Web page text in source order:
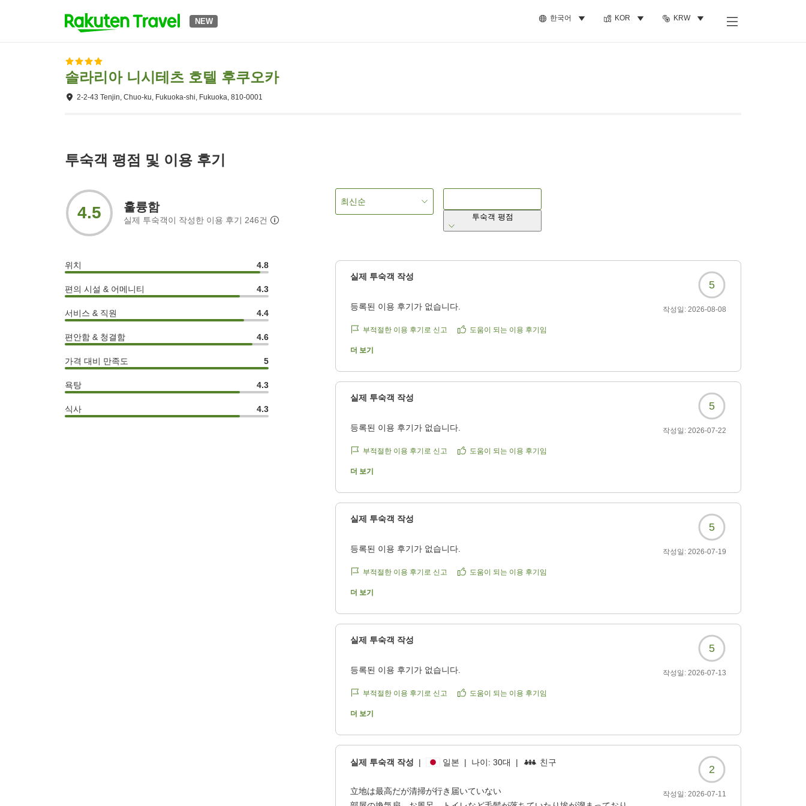
NEW 한국어 KOR KRW
솔라리아 니시테츠 호텔 후쿠오카
2-2-43 Tenjin, Chuo-ku, Fukuoka-shi, Fukuoka, 810-0001
투숙객 평점 및 이용 후기
4.5 훌륭함
실제 투숙객이 작성한 이용 후기 246건
위치 4.8
편의 시설 & 어메니티 4.3
서비스 & 직원 4.4
편안함 & 청결함 4.6
가격 대비 만족도 5
욕탕 4.3
식사 4.3
최신순
투숙객 평점
실제 투숙객 작성
5
등록된 이용 후기가 없습니다. 작성일: 2026-08-08
부적절한 이용 후기로 신고 도움이 되는 이용 후기임
더 보기
실제 투숙객 작성
5
등록된 이용 후기가 없습니다. 작성일: 2026-07-22
부적절한 이용 후기로 신고 도움이 되는 이용 후기임
더 보기
실제 투숙객 작성
5
등록된 이용 후기가 없습니다. 작성일: 2026-07-19
부적절한 이용 후기로 신고 도움이 되는 이용 후기임
더 보기
실제 투숙객 작성
5
등록된 이용 후기가 없습니다. 작성일: 2026-07-13
부적절한 이용 후기로 신고 도움이 되는 이용 후기임
더 보기
실제 투숙객 작성 | 일본 | 나이:30대 | 친구
2
立地は最高だが清掃が行き届いていない
작성일: 2026-07-11